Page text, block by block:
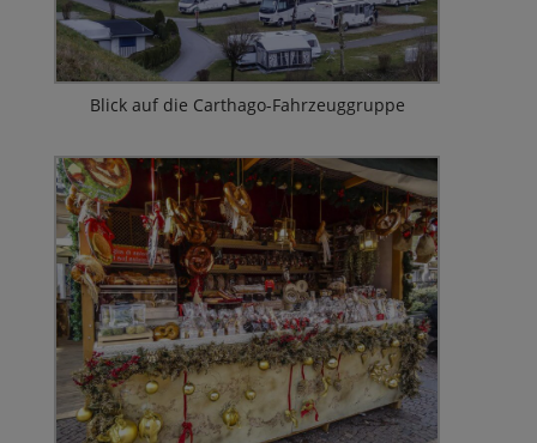
Blick auf die Carthago-Fahrzeuggruppe